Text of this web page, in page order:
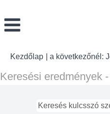
Kezdőlap a következőnél:
Keresési eredmények -